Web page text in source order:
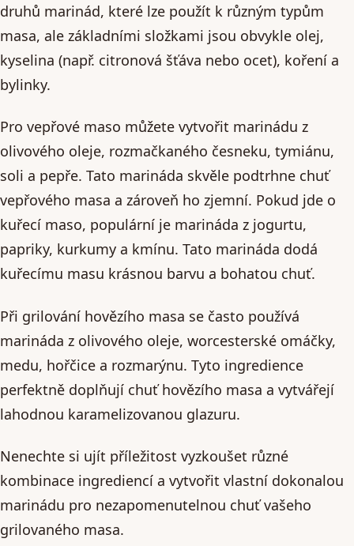
druhů marinád, které lze použít k různým typům
masa, ale základními složkami jsou obvykle olej,
kyselina (např. citronová šťáva nebo ocet), koření a
bylinky.
Pro vepřové maso můžete vytvořit marinádu z
olivového oleje, rozmačkaného česneku, tymiánu,
soli a pepře. Tato marináda skvěle podtrhne chuť
vepřového masa a zároveň ho zjemní. Pokud jde o
kuřecí maso, populární je marináda z jogurtu,
papriky, kurkumy a kmínu. Tato marináda dodá
kuřecímu masu krásnou barvu a bohatou chuť.
Při grilování hovězího masa se často používá
marináda z olivového oleje, worcesterské omáčky,
medu, hořčice a rozmarýnu. Tyto ingredience
perfektně doplňují chuť hovězího masa a vytvářejí
lahodnou karamelizovanou glazuru.
Nenechte si ujít příležitost vyzkoušet různé
kombinace ingrediencí a vytvořit vlastní dokonalou
marinádu pro nezapomenutelnou chuť vašeho
grilovaného masa.